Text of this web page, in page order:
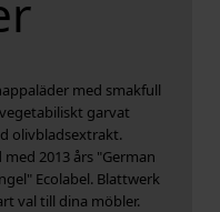
med smakfull
garvat
olivbladsextrakt.
2013 års "German
Ecolabel. Blattwerk
val till dina möbler.